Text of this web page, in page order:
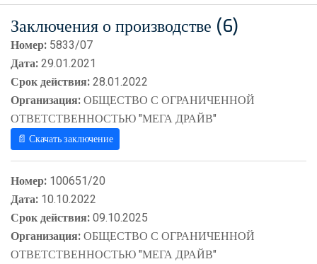
Заключения о производстве (6)
Номер: 5833/07
Дата:29.01.2021
Срок действия:28.01.2022
Организация:ОБЩЕСТВО С ОГРАНИЧЕННОЙ
ОТВЕТСТВЕННОСТЬЮ "МЕГА ДРАЙВ"
📄 Скачать заключение
Номер: 100651/20
Дата: 10.10.2022
Срок действия:09.10.2025
Организация:ОБЩЕСТВО С ОГРАНИЧЕННОЙ
ОТВЕТСТВЕННОСТЬЮ "МЕГА ДРАЙВ"